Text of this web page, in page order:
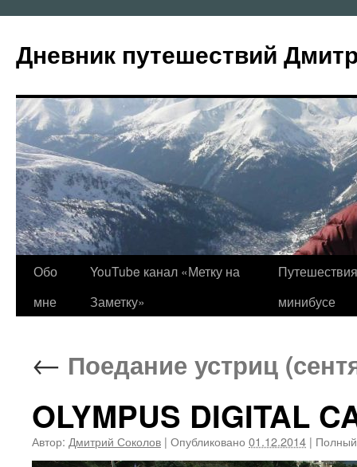
содержимому
Дневник путешествий
Обо
мне
YouTube канал «Метку на
Заметку»
минибусе
← Поедание устриц
OLYMPUS DIGITAL
Автор: Дмитрий Соколов | Опубликовано 01.12.2014 |